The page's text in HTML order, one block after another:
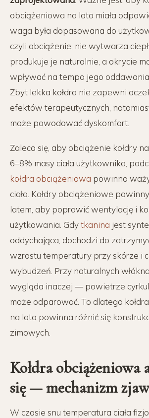
obciążeniowa na lato miała
waga była dopasowana do
czyli obciążenie, nie wytwarza
produkuje je naturalnie, a okrycie
wpływać na tempo jego
Zbyt lekka kołdra nie zapewni
efektów terapeutycznych,
może powodować dyskomfort.
Zaleca się, aby obciążenie kołdry
6–8% masy ciała użytkownika,
kołdra obciążeniowa powinna
ciała. Kołdry obciążeniowe
latem, aby poprawić wentylację i
użytkowania. Gdytkanina jest
oddychająca, dochodzi do
wzrostu temperatury przy skórze i
wybudzeń. Przy naturalnych
wygląda inaczej — powietrze
może odparować. To dlatego
na lato powinna różnić się
zimowych.
Kołdra obciążeniowa
się — mechanizm
W czasie snu temperatura ciała